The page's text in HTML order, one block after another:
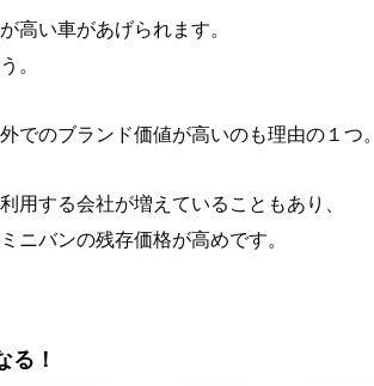
高い車があげられます。
。
でのブランド価値が高いのも理由の１つ。
用する会社が増えていることもあり、
ニバンの残存価格が高めです。
る！